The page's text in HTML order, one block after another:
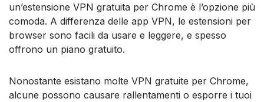
un’estensione VPN gratuita per Chrome è l’opzione più
comoda. A differenza delle app VPN, le estensioni per
browser sono facili da usare e leggere, e spesso
offrono un piano gratuito.
Nonostante esistano molte VPN gratuite per Chrome,
alcune possono causare rallentamenti o esporre i tuoi